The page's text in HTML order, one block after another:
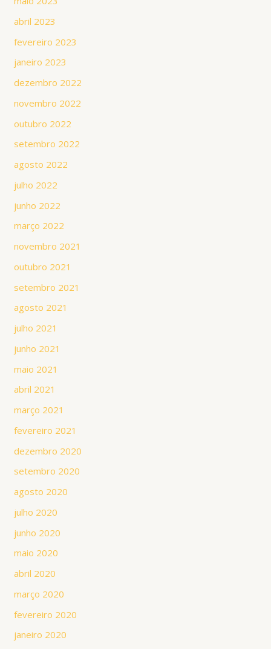
abril 2023
fevereiro 2023
janeiro 2023
dezembro 2022
novembro 2022
outubro 2022
setembro 2022
agosto 2022
julho 2022
junho 2022
março 2022
novembro 2021
outubro 2021
setembro 2021
agosto 2021
julho 2021
junho 2021
maio 2021
abril 2021
março 2021
fevereiro 2021
dezembro 2020
setembro 2020
agosto 2020
julho 2020
junho 2020
maio 2020
abril 2020
março 2020
fevereiro 2020
janeiro 2020